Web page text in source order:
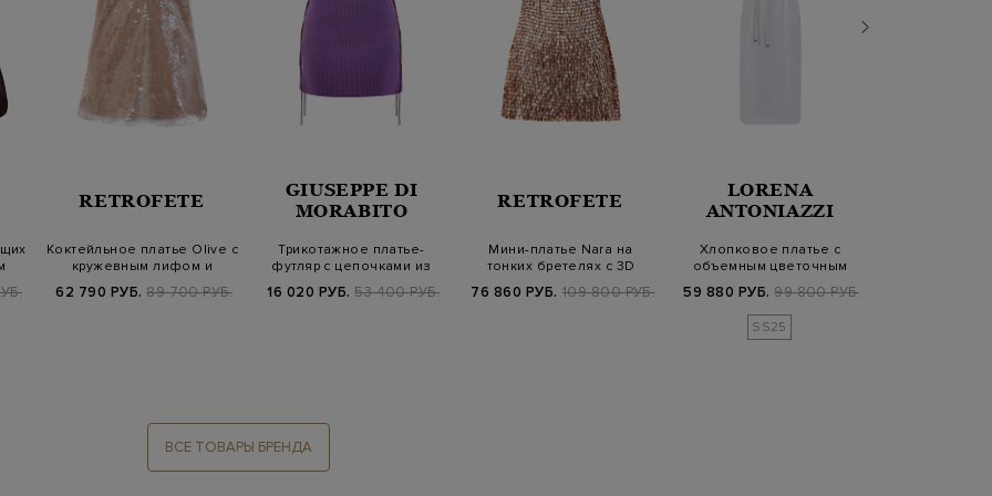
RETROFETE
Коктейльное платье Olive с
кружевным лифом и
62 790 РУБ. 89 700 РУБ.
GIUSEPPE DI
MORABITO
Трикотажное платье-
футляр с цепочками из
16 020 РУБ. 53 400 РУБ.
RETROFETE
Мини-платье Nara на
тонких бретелях с 3D
76 860 РУБ. 109 800 РУБ.
LORENA
ANTONIAZZI
Хлопковое платье с
объемным цветочным
59 880 РУБ. 99 800 РУБ.
SS25
ВСЕ ТОВАРЫ БРЕНДА